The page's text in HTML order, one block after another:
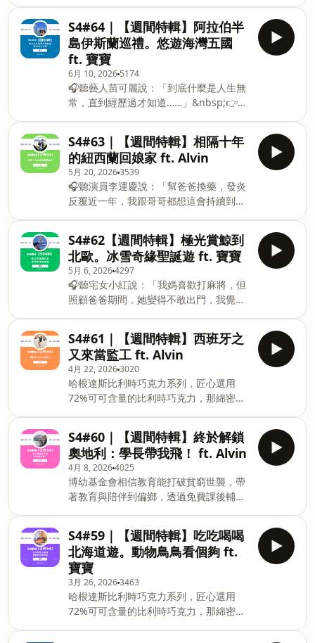
萬馬奔騰伊豆全家初遊 ft. 寶寶寶寶在
2026年2月跟著全家一起前往日本伊豆真
是泡湯♨️與走春🎠的好所在🤷&nbsp; 初
級大人 V.S 高級大人🧧&nbsp; 每逢佳節
倍思親的孤獨感🦧 無腦規律地跟團旅遊🧱
橫濱的碼頭紅倉庫超好逛👩‍🎨 MOA美術
館的絢麗🍻 有自理餐的部分就能好好找餐
廳🌸 綻放的河津櫻遊客爆炸多💪 世上沒
有最好的行程只有最適合自己的行程
Podcast 搜尋🔍 毛很多旅行社各平台收聽
連結🔗 ht
https://fstry.pse.is/9b9s7p
&nbsp;&nbsp;&nbsp;照顧人生無法預期
何時來！「先來一杯 我們再聊」聆聽照顧
者、陪你預備長照未來！點擊連結，讓我
們有機會不在照顧困境掙扎。 —— 以上
為 Firstory Podcast 廣告 —— S4#65｜
【週間特輯】冰島極光吃到飽 ft. Alvin
🇮🇸 這次分享的是2026年2月，過年期間
去冰島看極光的旅程🚌 反差萌的司機✨ 一
到冰島就給我來個大的🌈 冰島唯一的gay
bar🏖️ 黑沙灘不見了💎 原來鑽石在這邊呀
👁️ 視力檢查教堂🌿 不小心走到賣草的地
方👉&nbsp;點擊加入「領隊豆子」官方
帳號：
&nbsp;https://lin.ee/lVpg8vPPodcast
搜尋🔍 毛很多旅行社各平台收聽連結
🔗&nbsp;htt
S4#64｜【週間特輯】阿拉伯半
島伊斯蘭巡禮。悠遊海灣五國
ft. 寶寶
6月 10, 2026 5174
🎧聽藝人苗可麗說：「到底什麼是人生無
常，直到經歷過才知道……」&nbsp;👉
&nbsp;&nbsp;照顧人生無法預期何時
來！「先來一杯 我們再聊」節目聆聽照顧
者、陪你預備長照未來！點擊連結，讓我
們有機會不在照顧困境掙扎。 —— 以上
為 Firstory Podcast 廣告 ——
S4#64【週間特輯】阿拉伯半島伊斯蘭巡
禮。悠遊海灣五國 ft. 寶寶寶寶在2026年1
月前往阿拉伯半島上的海灣五國看到不同
以往的伊斯蘭風情🌳 悠閒的海灣與乳香之
國-阿曼🕌 千年阿拉伯傳統與現代奢華完
美結合-卡達🐦‍🔥 盛極而衰後浴火重生的黑
色黃金之國 -科威特🏜 沙海中的一顆繁華
綠洲明珠-利雅德🦁 大自然鬼斧神工與千
年人類文明交織的奇蹟之地 -艾爾烏拉🕋
前往聖城的海空門戶與必經樞紐 - 吉達🧕
融合古伊斯蘭與壯麗沙漠的文化重鎮 - 胡
富夫🥂 包容
S4#63｜【週間特輯】相隔十年
的紐西蘭回娘家 ft. Alvin
5月 20, 20263539
🎧聽演員李運慶說：「幫爸爸換藥，發炎
反覆近一年，我跟哥哥都想這會持續到什
https://fstry.pse.is/9b9twm
&nbsp;&nbsp;照顧人生無法預期何時
來！「先來一杯 我們再聊」聆聽照顧者、
陪你預備長照未來！點擊連結，讓我們有
機會不在照顧困境掙扎。 —— 以上為
Firstory Podcast 廣告 —— S4#63｜【週
間特輯】相隔十年的紐西蘭回娘家 ft.
Alvin 🇳🇿 這次分享 Alvin 1 月去紐西蘭
的旅程 🙏 感謝好友的請囊相授 🚌 超台的
里長伯司機 🚄 觀光列車不比瑞士差 🚁 搭
直升機看冰川根本超值 🏔️ 土石流封路結
果大家都很淡定 🚤 噴射快艇好玩耶 ✨ 銀
河般茂密的藍光蟲 🍣 鮭魚界的法拉利 🧊
近距離看冰舌 👉 點擊加入「領隊豆子」
官方帳號： https://lin.ee/lVpg8vP
Podcast 搜尋🔍 毛
S4#62【週間特輯】極光賞鯨到
北歐。冰雪奇緣聖誕遊 ft. 寶寶
5月 6, 20264297
🎧聽宅女小紅說：「我媽喜歡打麻將，但
照顧爸爸期間，她變得不敢出門，我覺得
https://fstry.pse.is/9b9v5y
&nbsp;&nbsp;照顧人生無法預期何時
來！「先來一杯 我們再聊」聆聽照顧者、
陪你預備長照未來！點擊連結，讓我們有
機會不在照顧困境掙扎。&nbsp; —— 以
上為 Firstory Podcast 廣告 ——
S4#62【週間特輯】極光賞鯨到北歐。冰
雪奇緣聖誕遊 ft. 寶寶 寶寶在2025年12月
前往北歐看極光 非常幸運看到極光大爆發
🌌 第一天馬上看到極光交差下班 🏔 全世
界最美峽灣群島~羅浮敦群島 🏠 傳統漁屋
的住宿體驗 🚢 在北極圈探險郵輪上看到
極光 🌐 地理意義非常重要的北角 🥲 希爾
克內斯邊境博物館的哀傷故事 🦀 捕撈帝
王蟹&nbsp; 蟹腳吃飽飽 🛷 狗拉雪橇時看
到火龍果色的極 🎅 絕不能錯過聖誕老人
的大腿 🦌 慢吞吞的馴鹿
S4#61｜【週間特輯】西班牙之
又來當監工 ft. Alvin
4月 22, 20263020
哈根達斯比利時巧克力系列，匠心選用
72%可可含量的比利時巧克力，那綿密的
苦甜交織，完美呈現黑巧克力的濃郁香
醇，是專屬成熟大人系的奢華風味。
https://fstry.pse.is/9emma6 &nbsp;
—— 以上為 Firstory Podcast 廣告 ——
S4#61｜【週間特輯】西班牙之又來當監
工 🇪🇸 這次分享 Alvin 12 月去西班牙的
旅程 🖼️ 重新認識畢卡索 🛍️ Outlet根本超
好買 ✝️ 聖家堂快封頂啦 👑 多恩王國原來
在塞維亞 🏰 白雪公主城堡的原型 🎄 不可
能還沒聖誕節就那麼多人 🥤 貴賓室一定
要用好用滿啊 👉 點擊加入「領隊豆子」
官方帳號： https://lin.ee/lVpg8vP ⚠️ 經
查證，星際大戰的上映順序是 (4, 5, 6, 1,
2, 3, 7, 8, 9)&nbsp; Podcast
S4#60｜【週間特輯】終於解鎖
奧地利：學長帶我飛！ ft. Alvin
4月 8, 20264025
博幼基金會相信教育能打破貧窮世襲，帶
著教育與陪伴到偏鄉，透過免費課後輔導
穩定學習。&nbsp;「期待有一天，教育能
終止貧窮世襲，弭平城鄉及貧富差距，讓
每個孩子都有選擇未來的能力。」&nbsp;
捐款連結▶️ https://fstry.pse.is/9f67dx
—— 以上為 FMTaiwan 與 Firstory
Podcast 廣告 —— S4#60｜【週間特
輯】終於解鎖奧地利：學長帶我飛！ 🇹🇷
這次分享 Alvin 11 月去奧捷的旅程 🛠️ 員
S4#59｜【週間特輯】吃吃喝喝
北海道遊。動物鳥鳥看個夠 ft.
寶寶
3月 26, 20263463
哈根達斯比利時巧克力系列，匠心選用
72%可可含量的比利時巧克力，那綿密的